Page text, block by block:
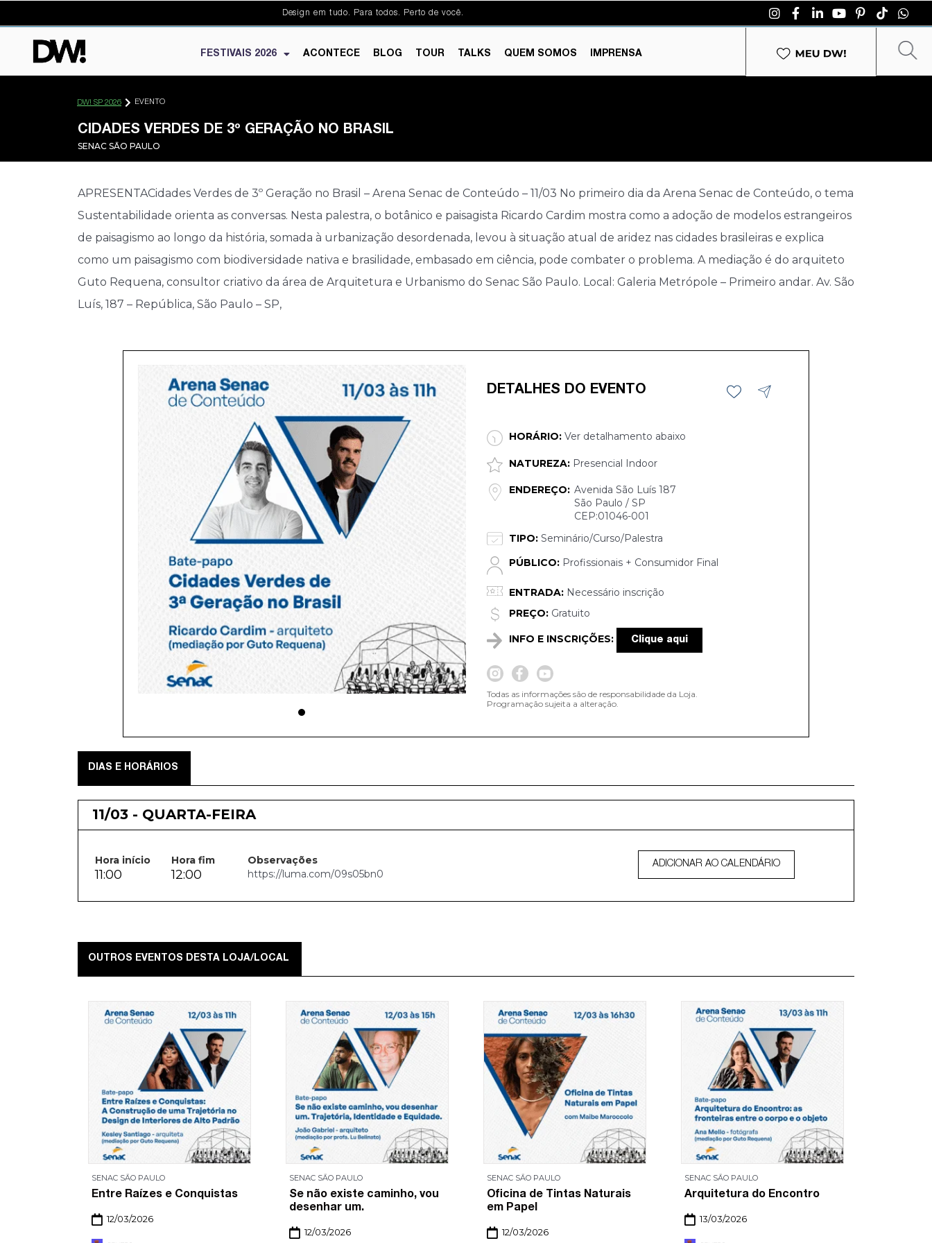
Design em tudo. Para todos. Perto de você.
FESTIVAIS 2026 ACONTECE BLOG TOUR TALKS QUEM SOMOS IMPRENSA
DW! SP 2026 EVENTO
CIDADES VERDES DE 3º GERAÇÃO NO BRASIL
SENAC SĀO PAULO
APRESENTA ​Cidades Verdes de 3º Geração no Brasil – Arena Senac de Conteúdo – 11/03 No primeiro dia da Arena Senac de Conteúdo, o tema
Sustentabilidade orienta as conversas. Nesta palestra, o botânico e paisagista Ricardo Cardim mostra como a adoção de modelos estrangeiros
de paisagismo ao longo da história, somada à urbanização desordenada, levou à situação atual de aridez nas cidades brasileiras e explica
como um paisagismo com biodiversidade nativa e brasilidade, embasado em ciência, pode combater o problema. A mediação é do arquiteto
Guto Requena, consultor criativo da área de Arquitetura e Urbanismo do Senac São Paulo. Local: Galeria Metrópole – Primeiro andar. Av. São
Luís, 187 – República, São Paulo – SP,
DETALHES DO EVENTO
HORÁRIO: Ver detalhamento abaixo
NATUREZA: Presencial Indoor
ENDEREÇO: Avenida São Luís 187
São Paulo / SP
CEP:01046-001
TIPO: Seminário/Curso/Palestra
PÚBLICO: Profissionais + Consumidor Final
ENTRADA: Necessário inscrição
PREÇO: Gratuito
INFO E INSCRIÇÕES: Clique aqui
Todas as informações são de responsabilidade da Loja.
Programação sujeita a alteração.
DIAS E HORÁRIOS
11/03 - QUARTA-FEIRA
Hora início Hora fim Observações
11:00 12:00 https://luma.com/09s05bn0
ADICIONAR AO CALENDÁRIO
OUTROS EVENTOS DESTA LOJA/LOCAL
SENAC SĀO PAULO
Entre Raízes e Conquistas
12/03/2026
SENAC SĀO PAULO
Se não existe caminho, vou
desenhar um.
12/03/2026
SENAC SĀO PAULO
Oficina de Tintas Naturais
em Papel
12/03/2026
SENAC SĀO PAULO
Arquitetura do Encontro
13/03/2026